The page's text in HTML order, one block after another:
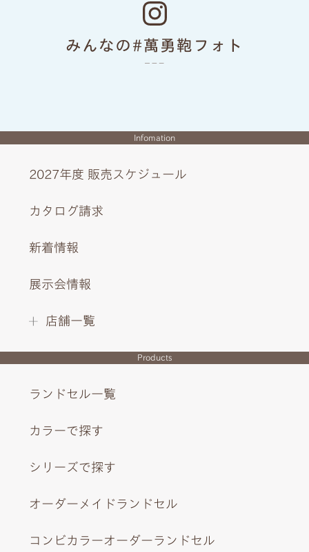
みんなの#萬勇鞄フォト
Infomation
2027年度 販売スケジュール
カタログ請求
新着情報
展示会情報
店舗一覧
Products
ランドセル一覧
カラーで探す
シリーズで探す
オーダーメイドランドセル
コンビカラーオーダーランドセル